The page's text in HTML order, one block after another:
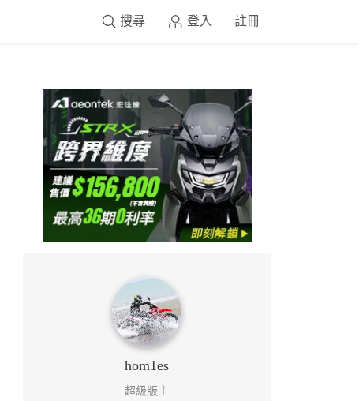
登入 註冊
搜尋
hom1es
超級版主